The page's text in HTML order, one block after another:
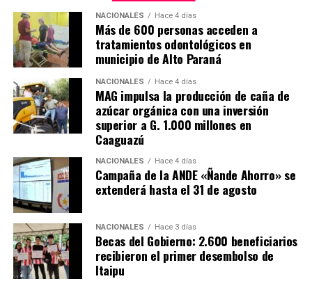
NACIONALES Hace 4 días
Más de 600 personas acceden a
tratamientos odontológicos en
municipio de Alto Paraná
NACIONALES Hace 4 días
MAG impulsa la producción de caña de
azúcar orgánica con una inversión
superior a G. 1.000 millones en
Caaguazú
NACIONALES Hace 4 días
Campaña de la ANDE «Ñande Ahorro» se
extenderá hasta el 31 de agosto
NACIONALES Hace 3 días
Becas del Gobierno: 2.600 beneficiarios
recibieron el primer desembolso de
Itaipu